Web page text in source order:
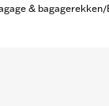
& bagagerekken/